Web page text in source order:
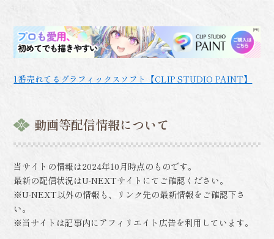
1番売れてるグラフィックスソフト【CLIP STUDIO PAINT】
動画等配信情報について
当サイトの情報は2024年10月時点のものです。
最新の配信状況はU-NEXTサイトにてご確認ください。
※U-NEXT以外の情報も、リンク先の最新情報をご確認下さ
い。
※当サイトは記事内にアフィリエイト広告を利用しています。